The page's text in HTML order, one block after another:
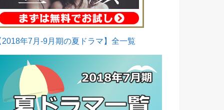
2018年7月-9月期の夏ドラマ】全一覧